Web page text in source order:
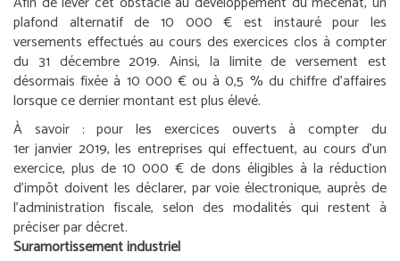
plafond alternatif de 10 000 € est instauré pour les
versements effectués au cours des exercices clos à compter
du 31 décembre 2019. Ainsi, la limite de versement est
désormais fixée à 10 000 € ou à 0,5 % du chiffre d’affaires
lorsque ce dernier montant est plus élevé.
À savoir : pour les exercices ouverts à compter du
1er janvier 2019, les entreprises qui effectuent, au cours d’un
exercice, plus de 10 000 € de dons éligibles à la réduction
d’impôt doivent les déclarer, par voie électronique, auprès de
l’administration fiscale, selon des modalités qui restent à
préciser par décret.
Suramortissement industriel